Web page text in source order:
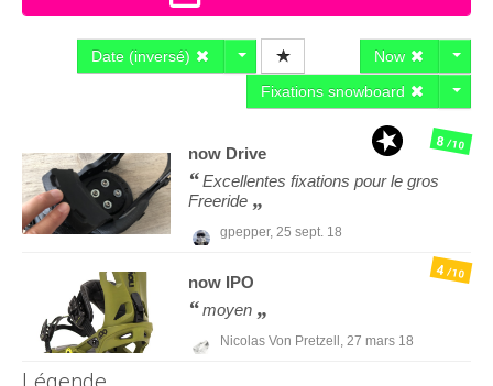
Date (inversé)
Now
Fixations snowboard
now Drive
Excellentes fixations pour le gros
Freeride
gpepper, 25 sept. 18
8/10
now IPO
moyen
Nicolas Von Pretzell, 27 mars 18
4/10